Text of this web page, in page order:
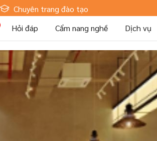
Chuyên trang đào tạo
Hỏi đáp Cẩm nang nghề Dịch vụ